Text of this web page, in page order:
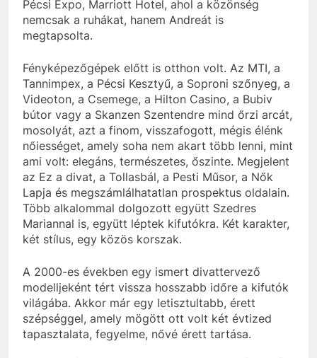
Pécsi Expo, Marriott Hotel, ahol a közönség
nemcsak a ruhákat, hanem Andreát is
megtapsolta.
Fényképezőgépek előtt is otthon volt. Az MTI, a
Tannimpex, a Pécsi Kesztyű, a Soproni szőnyeg, a
Videoton, a Csemege, a Hilton Casino, a Bubiv
bútor vagy a Skanzen Szentendre mind őrzi arcát,
mosolyát, azt a finom, visszafogott, mégis élénk
nőiességet, amely soha nem akart több lenni, mint
ami volt: elegáns, természetes, őszinte. Megjelent
az Ez a divat, a Tollasbál, a Pesti Műsor, a Nők
Lapja és megszámlálhatatlan prospektus oldalain.
Több alkalommal dolgozott együtt Szedres
Mariannal is, együtt léptek kifutókra. Két karakter,
két stílus, egy közös korszak.
A 2000-es években egy ismert divattervező
modelljeként tért vissza hosszabb időre a kifutók
világába. Akkor már egy letisztultabb, érett
szépséggel, amely mögött ott volt két évtized
tapasztalata, fegyelme, nővé érett tartása.